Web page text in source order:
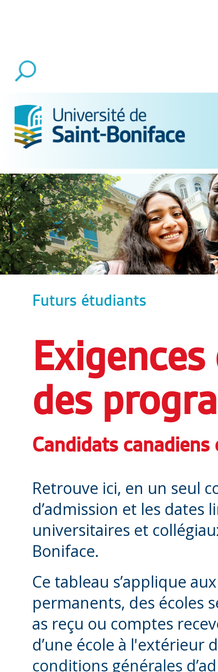
Futurs étudiants
des
Candidats
Retrouve ici, en un seul
d’admission et les dates
universitaires et
Boniface.
Ce tableau s’applique
permanents, des écoles
as reçu ou comptes
d’une école à l'extérieur
conditions générales